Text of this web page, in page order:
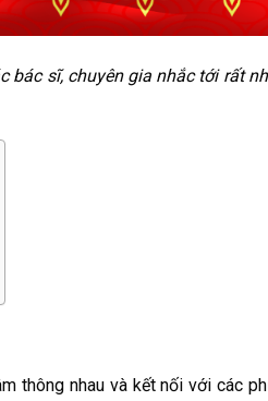
bác sĩ, chuyên gia nhắc tới rất
thông nhau và kết nối với các